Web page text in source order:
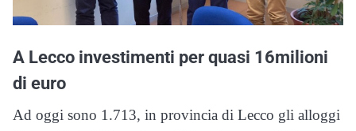
A Lecco investimenti per quasi 16milioni
di euro
Ad oggi sono 1.713, in provincia di Lecco gli alloggi